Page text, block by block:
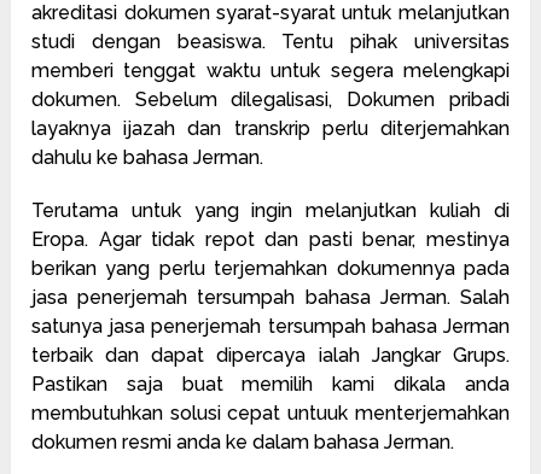
akreditasi dokumen syarat-syarat untuk melanjutkan
studi dengan beasiswa. Tentu pihak universitas
memberi tenggat waktu untuk segera melengkapi
dokumen. Sebelum dilegalisasi, Dokumen pribadi
layaknya ijazah dan transkrip perlu diterjemahkan
dahulu ke bahasa Jerman.
Terutama untuk yang ingin melanjutkan kuliah di
Eropa. Agar tidak repot dan pasti benar, mestinya
berikan yang perlu terjemahkan dokumennya pada
jasa penerjemah tersumpah bahasa Jerman. Salah
satunya jasa penerjemah tersumpah bahasa Jerman
terbaik dan dapat dipercaya ialah Jangkar Grups.
Pastikan saja buat memilih kami dikala anda
membutuhkan solusi cepat untuuk menterjemahkan
dokumen resmi anda ke dalam bahasa Jerman.